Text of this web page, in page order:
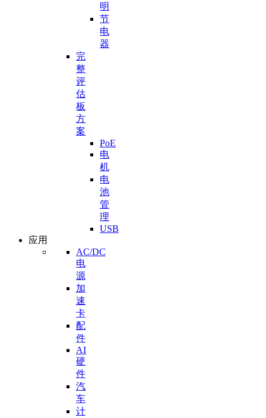
明
节
电
器
完
整
评
估
板
方
案
PoE
电
机
电
池
管
理
USB
应用
AC/DC
电
源
加
速
卡
配
件
AI
硬
件
汽
车
计